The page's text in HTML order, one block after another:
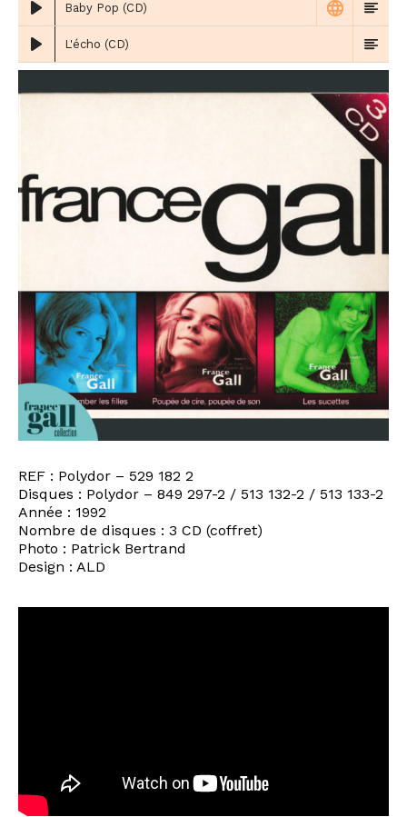
Baby Pop (CD)
L'écho (CD)
REF : Polydor ‎– 529 182 2
Disques : Polydor ‎– 849 297-2 / 513 132-2 / 513 133-2
Année : 1992
Nombre de disques : 3 CD (coffret)
Photo : Patrick Bertrand
Design : ALD